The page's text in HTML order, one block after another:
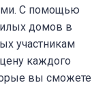
С помощью
домов в
участникам
каждого
вы сможете